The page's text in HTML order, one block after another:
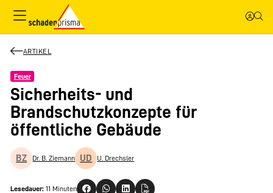
ARTIKEL
Feuer
Sicherheits- und
Brandschutzkonzepte für
öffentliche Gebäude
BZ Dr. B. Ziemann UD U. Drechsler
Lesedauer: 11 Minuten